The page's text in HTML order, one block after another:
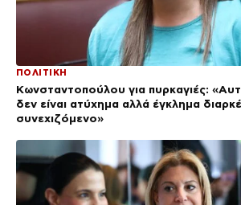
ΠΟΛΙΤΙΚΗ
Κωνσταντοπούλου για πυρκαγιές:
δεν είναι ατύχημα αλλά έγκλημα
συνεχιζόμενο»